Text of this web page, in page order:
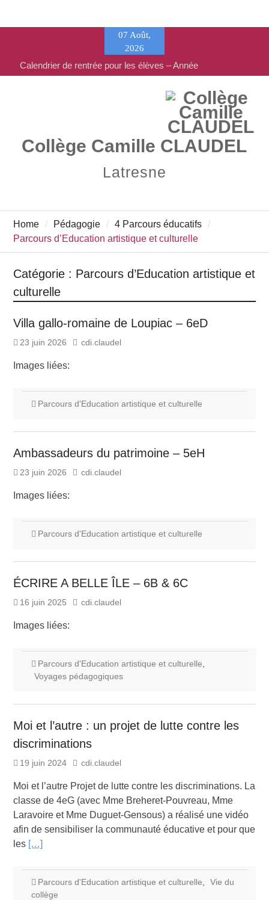
content
07 Août,
2026
Calendrier de rentrée pour les élèves – Année
scolaire 2026-2027
Liste des fournitures 2026-2027 – Collège
Vente de fournitures scolaires – PEEP & Bureau
Collège Camille CLAUDEL
Latresne
Home Pédagogie
4 Parcours éducatifs
Parcours d’Education artistique et culturelle
Catégorie : Parcours d’Education artistique et
culturelle
Villa gallo-romaine de Loupiac – 6eD
23 juin 2026 cdi.claudel
Images liées:
Parcours d'Education artistique et culturelle
Ambassadeurs du patrimoine – 5eH
23 juin 2026 cdi.claudel
Images liées:
Parcours d'Education artistique et culturelle
ÉCRIRE A BELLE ÎLE – 6B & 6C
16 juin 2025 cdi.claudel
Images liées:
Parcours d'Education artistique et culturelle
Voyages pédagogiques
Moi et l’autre : un projet de lutte contre les
discriminations
19 juin 2024 cdi.claudel
Moi et l’autre Projet de lutte contre les discriminations. La
classe de 4eG (avec Mme Breheret-Pouvreau, Mme
Laravoire et Mme Duguet-Gensous) a réalisé une vidéo
afin de sensibiliser la communauté éducative et pour que
les […]
Parcours d'Education artistique et culturelle
Vie du
collège